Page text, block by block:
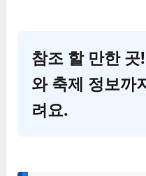
참조 할 만한
와 축제 정보까
려요.